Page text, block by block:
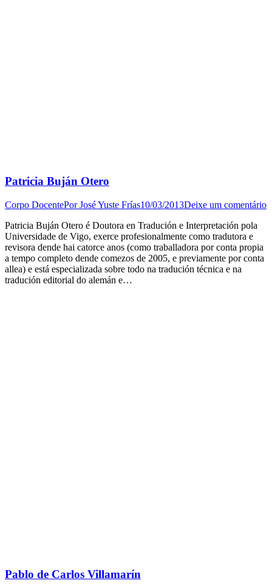
Patricia Buján Otero
Corpo DocentePorJosé Yuste Frías10/03/2013Deixe um comentário
Patricia Buján Otero é Doutora en Tradución e Interpretación pola
Universidade de Vigo, exerce profesionalmente como tradutora e
revisora dende hai catorce anos (como traballadora por conta propia
a tempo completo dende comezos de 2005, e previamente por conta
allea) e está especializada sobre todo na tradución técnica e na
tradución editorial do alemán e…
Pablo de Carlos Villamarín